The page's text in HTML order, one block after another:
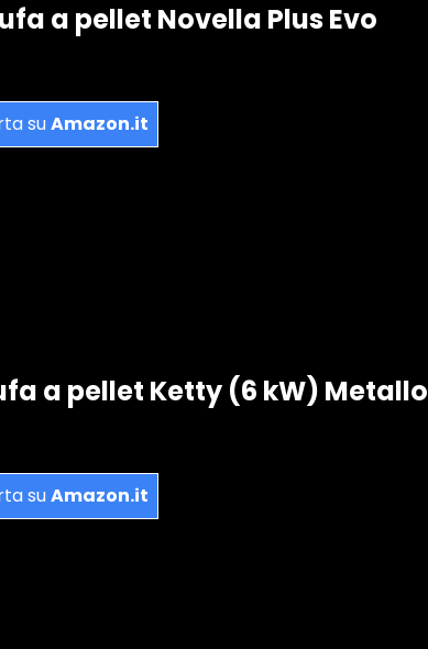
a pellet Novella Plus Evo
suAmazon.it
a pellet Ketty (6 kW) Metallo
suAmazon.it